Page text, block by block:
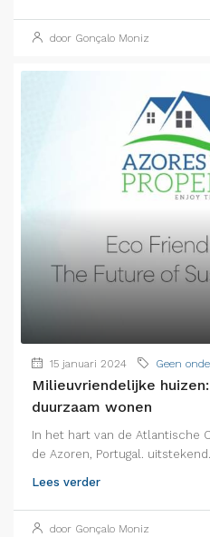
door Gonçalo Moniz
15 januari 2024 Geen
Milieuvriendelijke
duurzaam wonen
In het hart van de Atlantische
de Azoren, Portugal.
Lees verder
door Gonçalo Moniz